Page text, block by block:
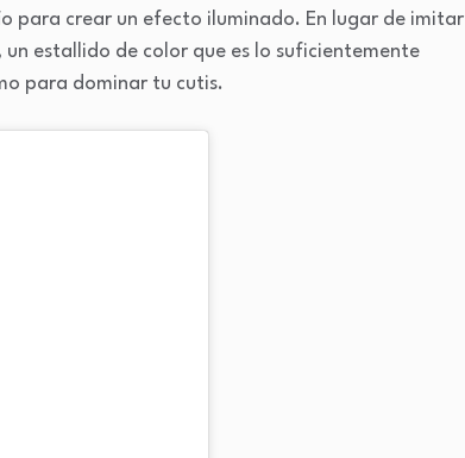
para crear un efecto iluminado. En lugar de imitar
estallido de color que es lo suficientemente
para dominar tu cutis.